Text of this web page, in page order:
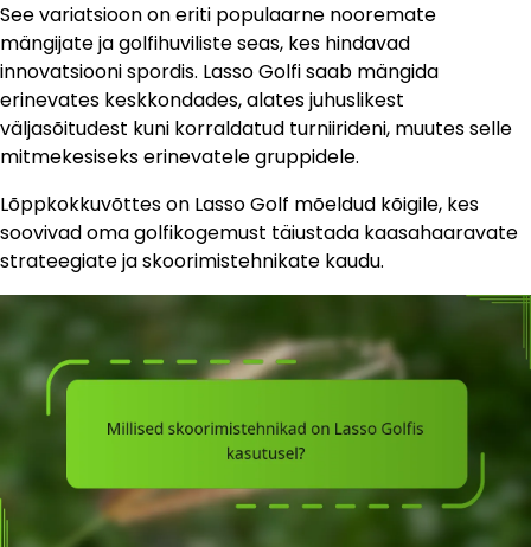
See variatsioon on eriti populaarne nooremate
mängijate ja golfihuviliste seas, kes hindavad
innovatsiooni spordis. Lasso Golfi saab mängida
erinevates keskkondades, alates juhuslikest
väljasõitudest kuni korraldatud turniirideni, muutes selle
mitmekesiseks erinevatele gruppidele.
Lõppkokkuvõttes on Lasso Golf mõeldud kõigile, kes
soovivad oma golfikogemust täiustada kaasahaaravate
strateegiate ja skoorimistehnikate kaudu.